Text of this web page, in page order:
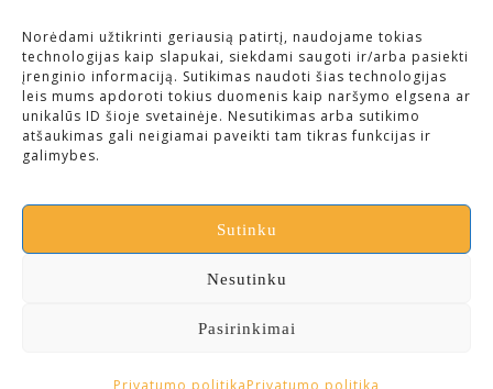
Norėdami užtikrinti geriausią patirtį, naudojame tokias
technologijas kaip slapukai, siekdami saugoti ir/arba pasiekti
įrenginio informaciją. Sutikimas naudoti šias technologijas
leis mums apdoroti tokius duomenis kaip naršymo elgsena ar
unikalūs ID šioje svetainėje. Nesutikimas arba sutikimo
atšaukimas gali neigiamai paveikti tam tikras funkcijas ir
galimybes.
Sutinku
Nesutinku
Pasirinkimai
Privatumo politikaPrivatumo politika
Banko sąskaita: LT04 4010 0510
0420 7214, Luminor 40100
Įmonės kodas: 300643113 (VšĮ